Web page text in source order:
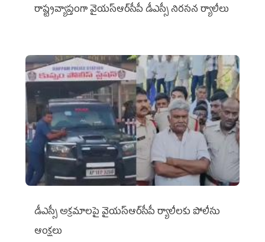
రాష్ట్రవ్యాప్తంగా వైయ‌స్ఆర్‌సీపీ డీఎస్సీ నిరసన ర్యాలీలు
డీఎస్సీ అక్రమాలపై వైయ‌స్ఆర్‌సీపీ ర్యాలీలకు పోలీసు
ఆంక్షలు